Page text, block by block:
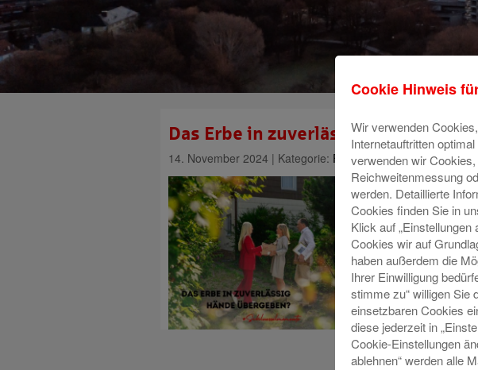
Das Erbe in zuverlässig Hände
14. November 2024 | Kategorie: Finanzen & Service
geerbten
dich
zum
Cookie Hinweis
Wir verwenden
Internetauftritten
verwenden wir
Reichweitenmessung
werden. Detaillierte
Cookies finden Sie in
Klick auf
Cookies wir auf
haben außerdem die
Ihrer Einwilligung
stimme zu“ willigen Sie
einsetzbaren Cookies
diese jederzeit in
Cookie-Einstellungen
ablehnen“ werden alle